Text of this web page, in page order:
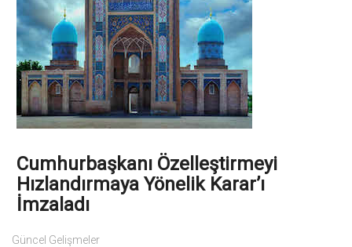
Cumhurbaşkanı Özelleştirmeyi
Hızlandırmaya Yönelik Karar’ı
İmzaladı
Güncel Gelişmeler